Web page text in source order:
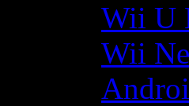
Wii U
Wii